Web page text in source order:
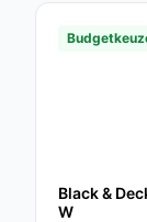
zoals
Black &
W